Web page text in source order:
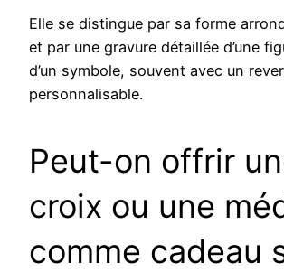
Elle se distingue par sa forme
et par une gravure détaillée d’une
d’un symbole, souvent avec un
personnalisable.
Peut-on offrir
croix ou une
comme cadeau